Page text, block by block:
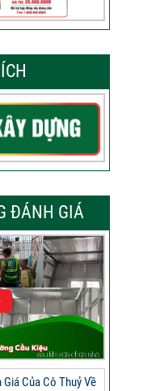
ĐÁNH GIÁ
Giá Của Cô Thuỷ Về